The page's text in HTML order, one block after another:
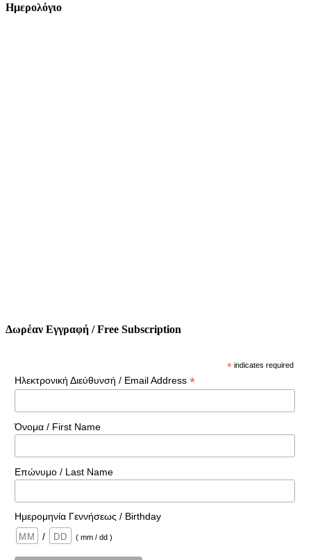
Ημερολόγιο
Δωρέαν Εγγραφή / Free Subscription
* indicates required
Ηλεκτρονική Διεύθυνσή / Email Address *
Όνομα / First Name
Επώνυμο / Last Name
Ημερομηνία Γεννήσεως / Birthday
/
( mm / dd )